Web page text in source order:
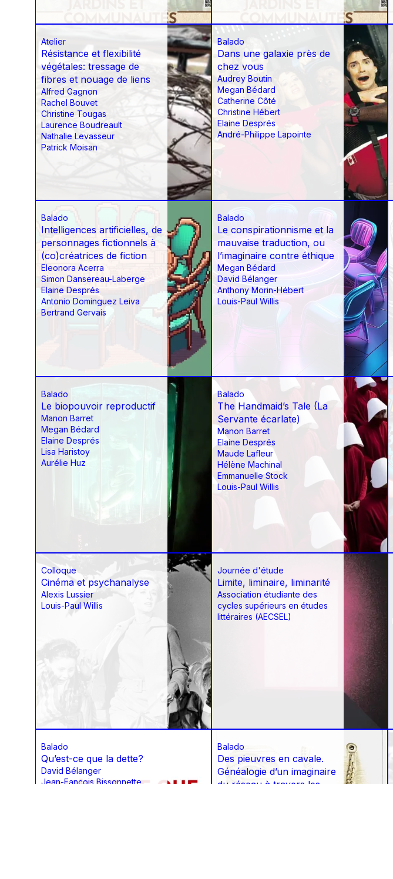
Atelier
Résistance et flexibilité
végétales: tressage de
fibres et nouage de liens
Alfred Gagnon
Rachel Bouvet
Christine Tougas
Laurence Boudreault
Nathalie Levasseur
Patrick Moisan
Balado
Dans une galaxie près de
chez vous
Audrey Boutin
Megan Bédard
Catherine Côté
Christine Hébert
Elaine Després
André-Philippe Lapointe
Balado
Intelligences artificielles, de
personnages fictionnels à
(co)créatrices de fiction
Eleonora Acerra
Simon Dansereau-Laberge
Elaine Després
Antonio Dominguez Leiva
Bertrand Gervais
Balado
Le conspirationnisme et la
mauvaise traduction, ou
l’imaginaire contre éthique
Megan Bédard
David Bélanger
Anthony Morin-Hébert
Louis-Paul Willis
Balado
Le biopouvoir reproductif
Manon Barret
Megan Bédard
Elaine Després
Lisa Haristoy
Aurélie Huz
Balado
The Handmaid’s Tale (La
Servante écarlate)
Manon Barret
Elaine Després
Maude Lafleur
Hélène Machinal
Emmanuelle Stock
Louis-Paul Willis
Colloque
Cinéma et psychanalyse
Alexis Lussier
Louis-Paul Willis
Journée d'étude
Limite, liminaire, liminarité
Association étudiante des
cycles supérieurs en études
littéraires (AECSEL)
Balado
Qu’est-ce que la dette?
David Bélanger
Jean-Fançois Bissonnette
Balado
Des pieuvres en cavale.
Généalogie d’un imaginaire
du réseau à travers les